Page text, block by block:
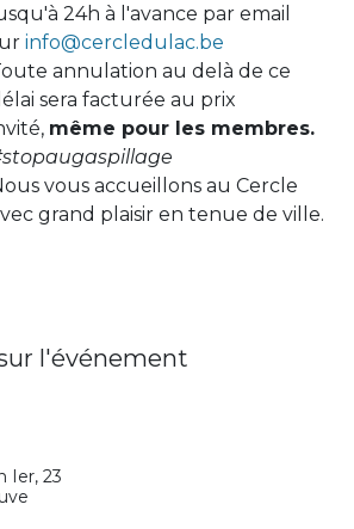
24h à l'avance par email
info@cercledulac.be
annulation au delà de ce
sera facturée au prix
même pour les membres.
vous accueillons au Cercle
grand plaisir en tenue de ville.
l'événement
Ier, 23